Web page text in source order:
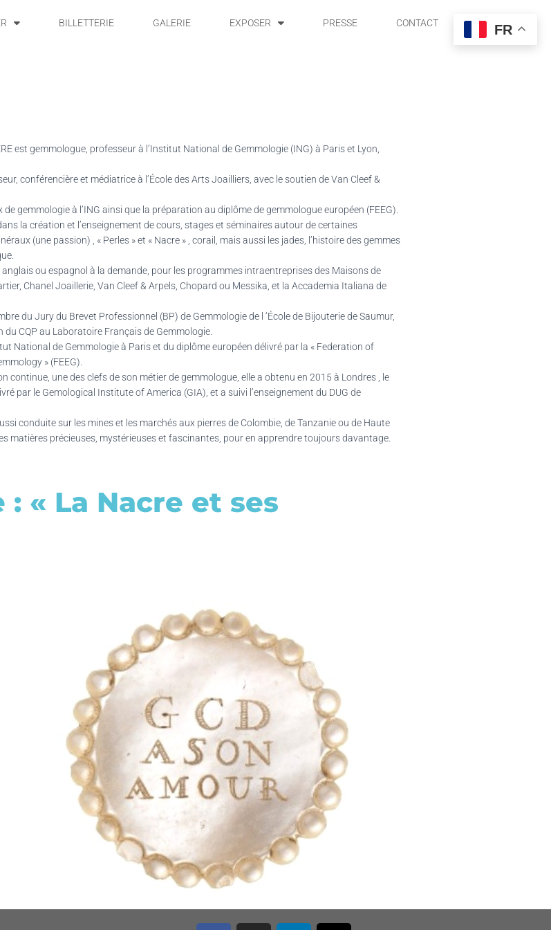
BILLETTERIE GALERIE EXPOSER PRESSE CONTACT
est gemmologue, professeur à l’Institut National de Gemmologie (ING) à Paris et Lyon,
conférencière et médiatrice à l’École des Arts Joailliers, avec le soutien de Van Cleef &
de gemmologie à l’ING ainsi que la préparation au diplôme de gemmologue européen (FEEG).
la création et l’enseignement de cours, stages et séminaires autour de certaines
(une passion) , « Perles » et « Nacre » , corail, mais aussi les jades, l’histoire des gemmes
ou espagnol à la demande, pour les programmes intraentreprises des Maisons de
Chanel Joaillerie, Van Cleef & Arpels, Chopard ou Messika, et la Accademia Italiana de
du Jury du Brevet Professionnel (BP) de Gemmologie de l ‘École de Bijouterie de Saumur,
CQP au Laboratoire Français de Gemmologie.
National de Gemmologie à Paris et du diplôme européen délivré par la « Federation of
» (FEEG).
continue, une des clefs de son métier de gemmologue, elle a obtenu en 2015 à Londres , le
par le Gemological Institute of America (GIA), et a suivi l’enseignement du DUG de
conduite sur les mines et les marchés aux pierres de Colombie, de Tanzanie ou de Haute
matières précieuses, mystérieuses et fascinantes, pour en apprendre toujours davantage.
« La Nacre et ses
FR